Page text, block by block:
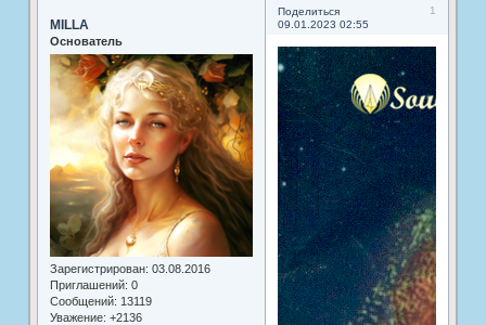
Поделиться
1
09.01.2023 02:55
MILLA
Основатель
Зарегистрирован: 03.08.2016
Приглашений: 0
Сообщений: 13119
Уважение: +2136